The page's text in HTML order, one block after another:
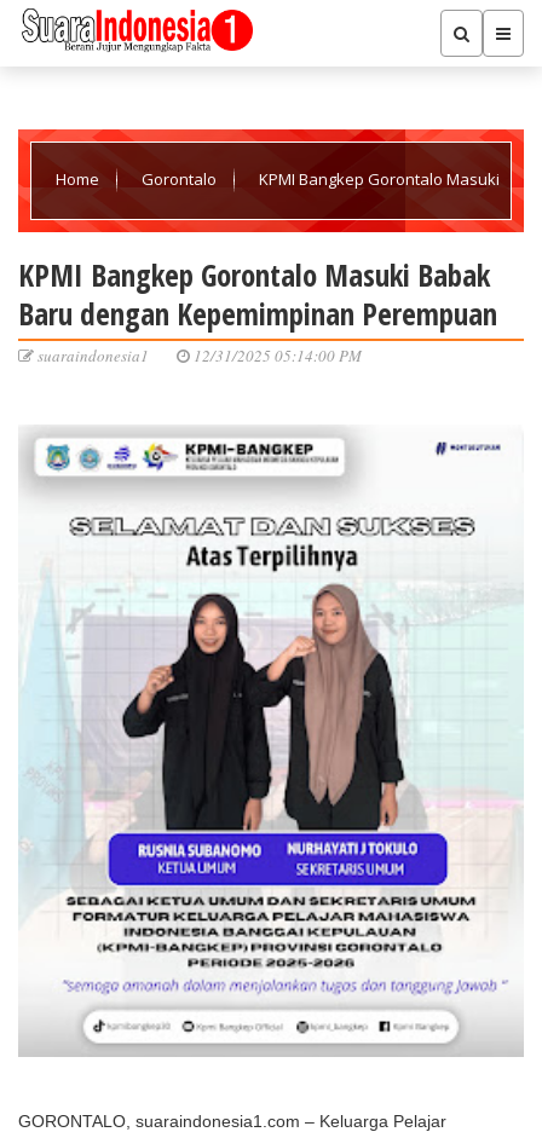
Home Gorontalo KPMI Bangkep Gorontalo Masuki
KPMI Bangkep Gorontalo Masuki Babak
Baru dengan Kepemimpinan Perempuan
suaraindonesia1 12/31/2025 05:14:00 PM
GORONTALO, suaraindonesia1.com – Keluarga Pelajar